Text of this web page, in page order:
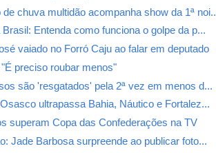
de chuva multidão acompanha show da 1ª
Brasil: Entenda como funciona o golpe da p...
vaiado no Forró Caju ao falar em deputado
preciso roubar menos"
são 'resgatados' pela 2ª vez em menos d...
ultrapassa Bahia, Náutico e Fortalez...
superam Copa das Confederações na TV
Jade Barbosa surpreende ao publicar foto...